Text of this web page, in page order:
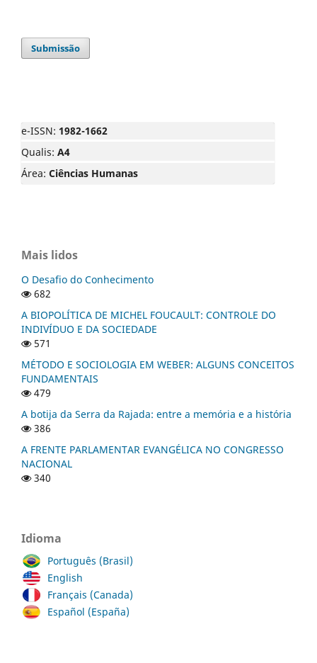
Submissão
e-ISSN: 1982-1662
Qualis: A4
Área: Ciências Humanas
Mais lidos
O Desafio do Conhecimento
682
A BIOPOLÍTICA DE MICHEL FOUCAULT: CONTROLE DO
INDIVÍDUO E DA SOCIEDADE
571
MÉTODO E SOCIOLOGIA EM WEBER: ALGUNS CONCEITOS
FUNDAMENTAIS
479
A botija da Serra da Rajada: entre a memória e a história
386
A FRENTE PARLAMENTAR EVANGÉLICA NO CONGRESSO
NACIONAL
340
Idioma
Português (Brasil)
English
Français (Canada)
Español (España)